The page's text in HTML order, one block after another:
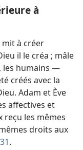
à
mit à créer
il le créa ; mâle
les humains —
créés avec la
Adam et Ève
affectives et
reçu les mêmes
droits aux
.